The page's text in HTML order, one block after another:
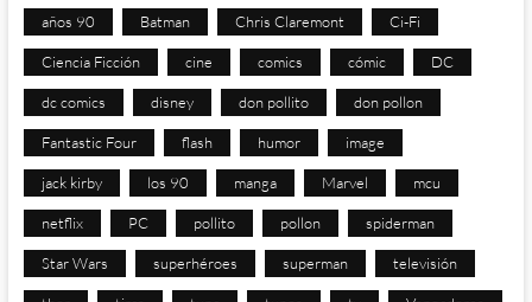
años 90 Batman Chris Claremont Ci-Fi
Ciencia Ficción cine comics cómic DC
dc comics disney don pollito don pollon
Fantastic Four flash humor image
jack kirby los 90 manga Marvel mcu
netflix PC pollito pollon spiderman
Star Wars superhéroes superman televisión